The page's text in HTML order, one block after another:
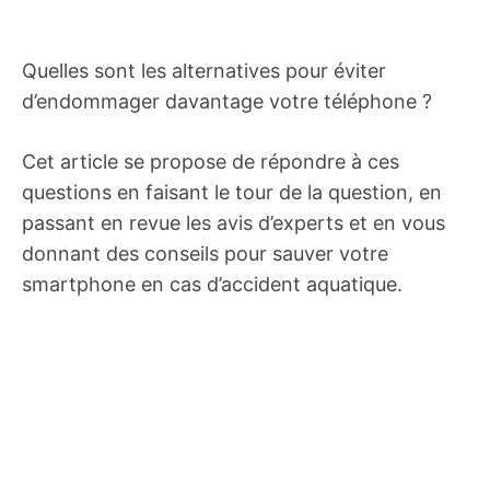
Quelles sont les alternatives pour éviter
d’endommager davantage votre téléphone ?
Cet article se propose de répondre à ces
questions en faisant le tour de la question, en
passant en revue les avis d’experts et en vous
donnant des conseils pour sauver votre
smartphone en cas d’accident aquatique.